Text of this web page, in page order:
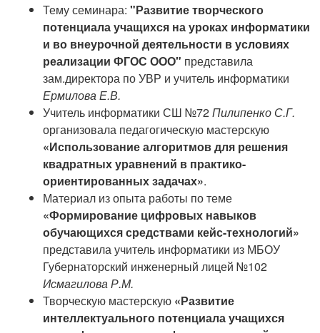
Тему семинара: "Развитие творческого
потенциала учащихся на уроках информатики
и во внеурочной деятельности в условиях
реализации ФГОС ООО" представила
зам.директора по УВР и учитель информатики
Ермилова Е.В.
Учитель информатики СШ №72Пилипенко С.Г.
организовала педагогическую мастерскую
«Использование алгоритмов для решения
квадратных уравнений в практико-
ориентированных задачах».
Материал из опыта работы по теме
«Формирование цифровых навыков
обучающихся средствами кейс-технологий»
представила учитель информатики из МБОУ
Губернаторский инженерный лицей №102
Исмагилова Р.М.
Творческую мастерскую «Развитие
интеллектуального потенциала учащихся